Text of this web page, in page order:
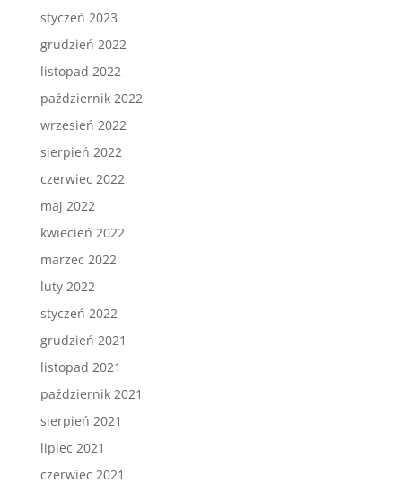
styczeń 2023
grudzień 2022
listopad 2022
październik 2022
wrzesień 2022
sierpień 2022
czerwiec 2022
maj 2022
kwiecień 2022
marzec 2022
luty 2022
styczeń 2022
grudzień 2021
listopad 2021
październik 2021
sierpień 2021
lipiec 2021
czerwiec 2021